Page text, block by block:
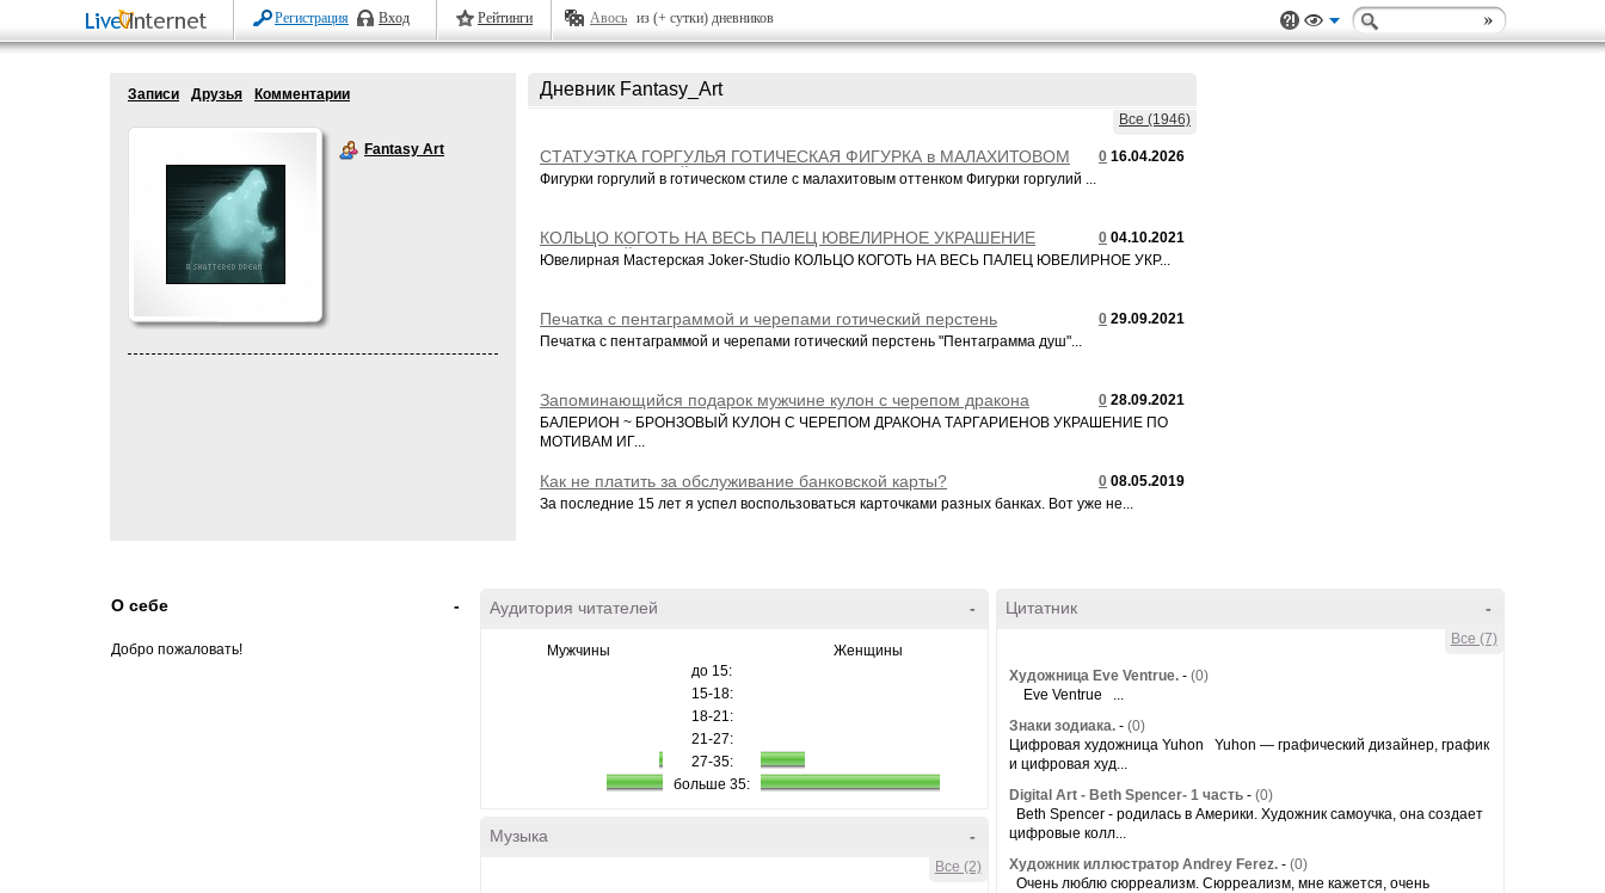
Регистрация Вход Рейтинги Авось из (+ сутки) дневников
Записи Друзья Комментарии
Fantasy Art
Дневник Fantasy_Art
Все (1946)
0 16.04.2026
СТАТУЭТКА ГОРГУЛЬЯ ГОТИЧЕСКАЯ ФИГУРКА в МАЛАХИТОВОМ
ЦВЕТЕ КРАСИВЫЙ ПОДАРОК в СТИЛЕ ХОРРОР
Фигурки горгулий в готическом стиле с малахитовым оттенком Фигурки горгулий ...
0 04.10.2021
КОЛЬЦО КОГОТЬ НА ВЕСЬ ПАЛЕЦ ЮВЕЛИРНОЕ УКРАШЕНИЕ
СТИЛЬНЫЙ АКСЕССУАР
Ювелирная Мастерская Joker-Studio КОЛЬЦО КОГОТЬ НА ВЕСЬ ПАЛЕЦ ЮВЕЛИРНОЕ УКР...
0 29.09.2021
Печатка с пентаграммой и черепами готический перстень
"Пентаграмма душ" с кельтским узором
Печатка с пентаграммой и черепами готический перстень "Пентаграмма душ"...
0 28.09.2021
Запоминающийся подарок мужчине кулон с черепом дракона
Балериона
БАЛЕРИОН ~ БРОНЗОВЫЙ КУЛОН С ЧЕРЕПОМ ДРАКОНА ТАРГАРИЕНОВ УКРАШЕНИЕ ПО
МОТИВАМ ИГ...
0 08.05.2019
Как не платить за обслуживание банковской карты?
За последние 15 лет я успел воспользоваться карточками разных банках. Вот уже не...
-
О себе
Добро пожаловать!
-
Аудитория читателей
Мужчины
Женщины
до 15:
15-18:
18-21:
21-27:
27-35:
больше 35:
-
Музыка
Все (2)
-
Цитатник
Все (7)
Художница Eve Ventrue. - (0)
Eve Ventrue ...
Знаки зодиака. - (0)
Цифровая художница Yuhon Yuhon — графический дизайнер, график
и цифровая худ...
Digital Аrt - Beth Spencer- 1 часть - (0)
Beth Spencer - родилась в Америки. Художник самоучка, она создает
цифровые колл...
Художник иллюстратор Andrey Ferez. - (0)
Очень люблю сюрреализм. Сюрреализм, мне кажется, очень